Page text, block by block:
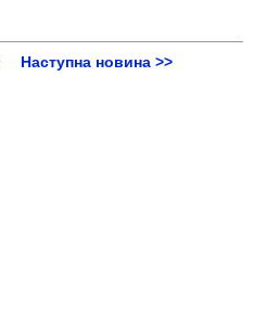
Наступна новина >>